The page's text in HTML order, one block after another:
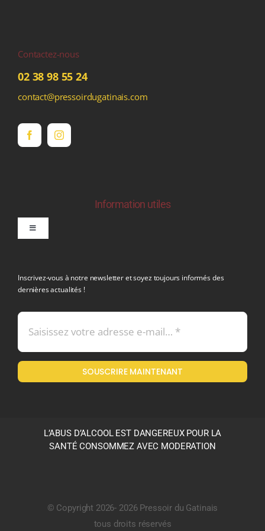
Contactez-nous
02 38 98 55 24
contact@pressoirdugatinais.com
Information utiles
Toggle
Mentions légales
Politique en matière de remboursements et de retours
Inscrivez-vous à notre newsletter et soyez toujours informés des
dernières actualités !
SOUSCRIRE MAINTENANT
L’ABUS D’ALCOOL EST DANGEREUX POUR LA
SANTÉ CONSOMMEZ AVEC MODERATION
© Copyright 2026- 2026 Pressoir du Gatinais
tous droits réservés